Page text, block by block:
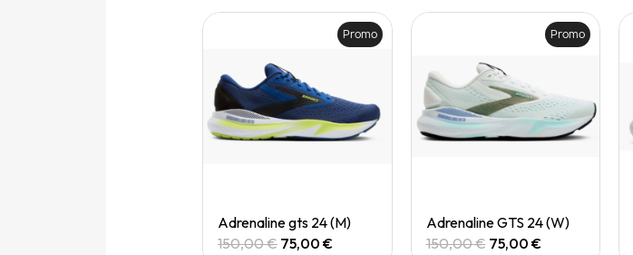
Quick View
Promo
Adrenaline gts 24 (M)
150,00 € 75,00 €
Quick View
Promo
Adrenaline GTS 24 (W)
150,00 € 75,00 €